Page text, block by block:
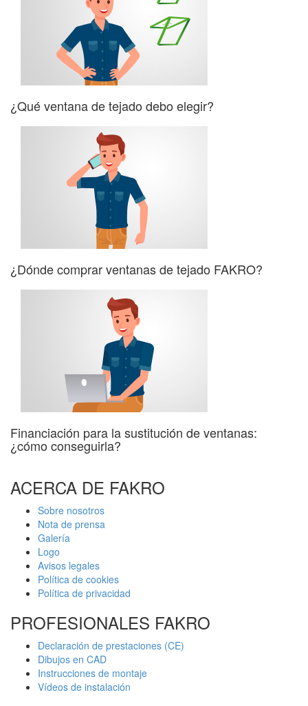
¿Qué ventana de tejado debo elegir?
¿Dónde comprar ventanas de tejado FAKRO?
Financiación para la sustitución de ventanas:
¿cómo conseguirla?
ACERCA DE FAKRO
Sobre nosotros
Nota de prensa
Galería
Logo
Avisos legales
Política de cookies
Política de privacidad
PROFESIONALES FAKRO
Declaración de prestaciones (CE)
Dibujos en CAD
Instrucciones de montaje
Vídeos de instalación